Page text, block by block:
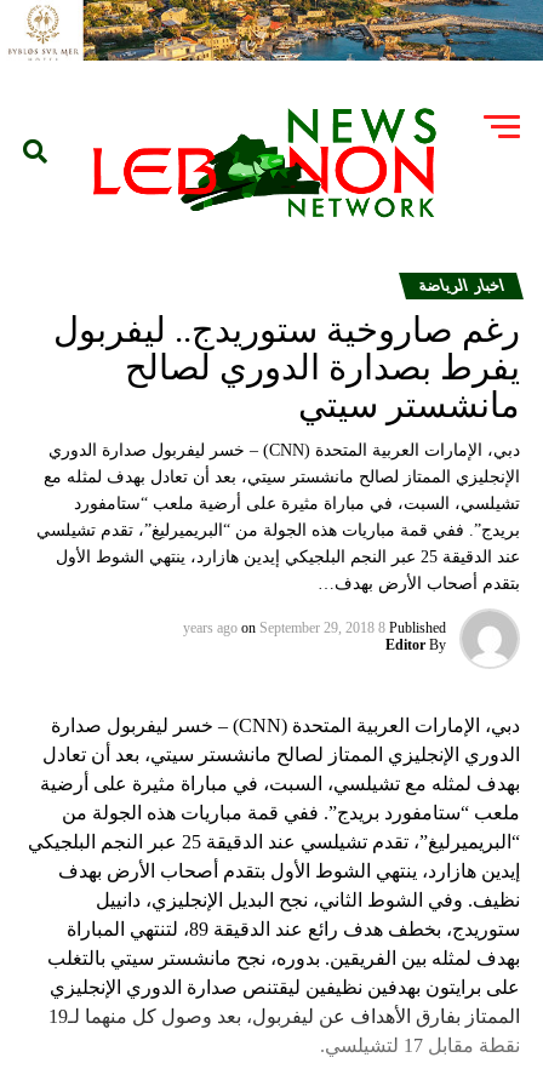
اخبار الرياضة
رغم صاروخية ستوريدج.. ليفربول
يفرط بصدارة الدوري لصالح
مانشستر سيتي
دبي، الإمارات العربية المتحدة (CNN) – خسر ليفربول صدارة الدوري
الإنجليزي الممتاز لصالح مانشستر سيتي، بعد أن تعادل بهدف لمثله مع
تشيلسي، السبت، في مباراة مثيرة على أرضية ملعب “ستامفورد
بريدج”. ففي قمة مباريات هذه الجولة من “البريميرليغ”، تقدم تشيلسي
عند الدقيقة 25 عبر النجم البلجيكي إيدين هازارد، ينتهي الشوط الأول
بتقدم أصحاب الأرض بهدف…
Published
8 years ago
on September 29, 2018
By
Editor
دبي، الإمارات العربية المتحدة (CNN) – خسر ليفربول صدارة
الدوري الإنجليزي الممتاز لصالح مانشستر سيتي، بعد أن تعادل
بهدف لمثله مع تشيلسي، السبت، في مباراة مثيرة على أرضية
ملعب “ستامفورد بريدج”. ففي قمة مباريات هذه الجولة من
“البريميرليغ”، تقدم تشيلسي عند الدقيقة 25 عبر النجم البلجيكي
إيدين هازارد، ينتهي الشوط الأول بتقدم أصحاب الأرض بهدف
نظيف. وفي الشوط الثاني، نجح البديل الإنجليزي، دانييل
ستوريدج، بخطف هدف رائع عند الدقيقة 89، لتنتهي المباراة
بهدف لمثله بين الفريقين. بدوره، نجح مانشستر سيتي بالتغلب
على برايتون بهدفين نظيفين ليقتنص صدارة الدوري الإنجليزي
الممتاز بفارق الأهداف عن ليفربول، بعد وصول كل منهما لـ19
نقطة مقابل 17 لتشيلسي.